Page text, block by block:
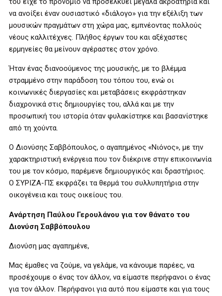
να ανοίξει έναν ουσιαστικό «διάλογο» για την εξέλιξη των
μουσικών πραγμάτων στη χώρα μας, εμπνέοντας πολλούς
νέους καλλιτέχνες. Πλήθος έργων του και αξέχαστες
ερμηνείες θα μείνουν αγέραστες στον χρόνο.
Ήταν ένας διανοούμενος της μουσικής, με το βλέμμα
στραμμένο στην παράδοση του τόπου του, ενώ οι
κοινωνικές διεργασίες και μεταβάσεις εκφράστηκαν
διαχρονικά στις δημιουργίες του, αλλά και με την
προσωπική του ιστορία όταν φυλακίστηκε και βασανίστηκε
από τη χούντα.
Ο Διονύσης Σαββόπουλος, ο αγαπημένος «Νιόνος», με την
χαρακτηριστική ενέργεια που τον διέκρινε στην επικοινωνία
του με τον κόσμο, παρέμενε δημιουργικός και δραστήριος.
Ο ΣΥΡΙΖΑ-ΠΣ εκφράζει τα θερμά του συλλυπητήρια στην
οικογένεια και τους οικείους του.
Ανάρτηση Παύλου Γερουλάνου για τον θάνατο του
Διονύση Σαββόπουλου
Διονύση μας αγαπημένε,
Μας έμαθες να ζούμε, να γελάμε, να κάνουμε παρέες, να
προσέχουμε ο ένας τον άλλον, να είμαστε περήφανοι ο ένας
για τον άλλον. Περήφανοι για αυτό που είμαστε και για τους